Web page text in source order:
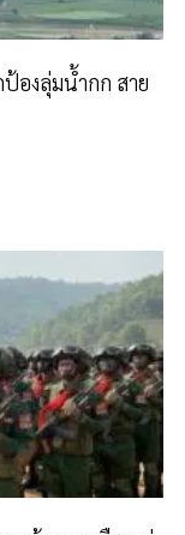
องลุ่มน้ำกก สาย